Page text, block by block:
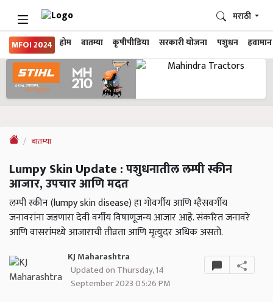
MFOI 2024 होम बातम्या कृषीपीडिया सरकारी योजना पशुधन हवामान
मराठी
बातम्या
Lumpy Skin Update : पशुधनातील लम्पी स्कीन
आजार, उपचार आणि मदत
लम्पी स्कीन (lumpy skin disease) हा गोवर्गीय आणि म्हैसवर्गीय
जनावरांना जडणारा देवी वर्गीय विषाणूजन्य आजार आहे. संकरित जनावरे
आणि वासरांमध्ये आजाराची तीव्रता आणि मृत्युदर अधिक असतो.
KJ Maharashtra
Updated on Thursday, 14
September 2023 05:26 PM